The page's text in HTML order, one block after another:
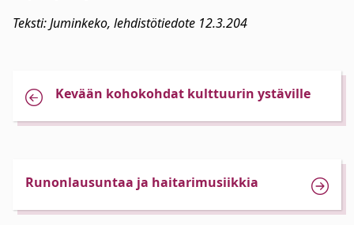
Teksti: Juminkeko, lehdistötiedote 12.3.204
Kevään kohokohdat kulttuurin ystäville
Runonlausuntaa ja haitarimusiikkia